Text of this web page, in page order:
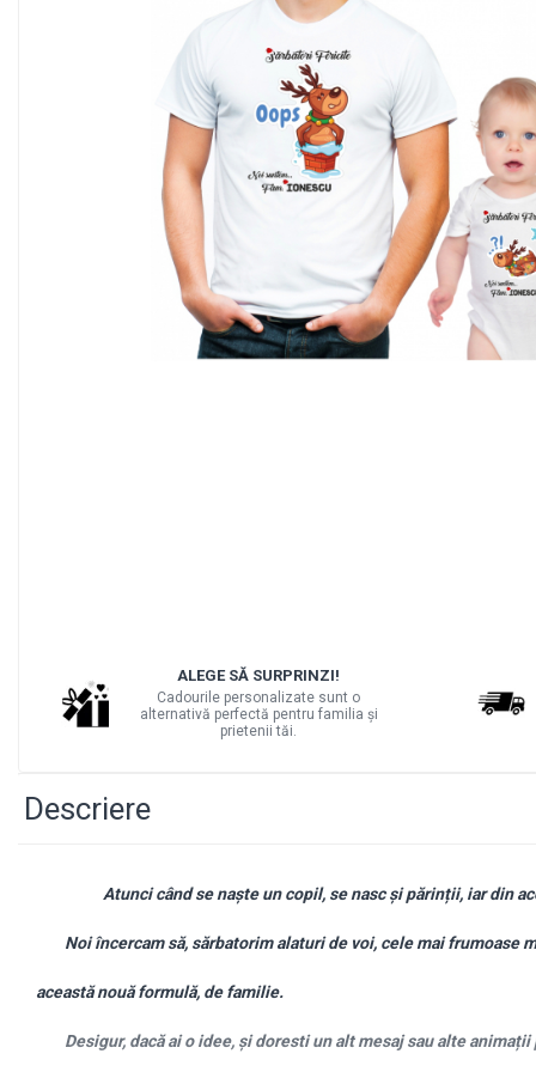
TRICOURI ANIVERSARE
TRICOURI PARINTI + COPIL
BODY/ TRICOU COPII
TRICOURI FAMILIE CRACIUN
TRICOURI FAMILIE PERSONALIZATE
TRICOURI PENTRU PAȘTE
STICKERE PRIZE/INTRERUPATOARE
BODY/ TRICOU COPII
BODY/TRICOURI PERSONALIZATE
ALEGE SĂ SURPRINZI!
Cadourile personalizate sunt o
alternativă perfectă pentru familia și
prietenii tăi.
Descriere
Atunci când se naște un copil, se nasc și părinții, iar din
Noi încercam să, sărbatorim alaturi de voi, cele mai frumoase
această nouă formulă, de familie.
Desigur, dacă ai o idee, și doresti un alt mesaj sau alte animații